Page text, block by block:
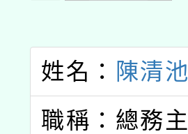
姓名： 陳清池
職稱：總務